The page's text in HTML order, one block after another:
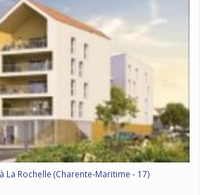
La Rochelle (Charente-Maritime - 17)